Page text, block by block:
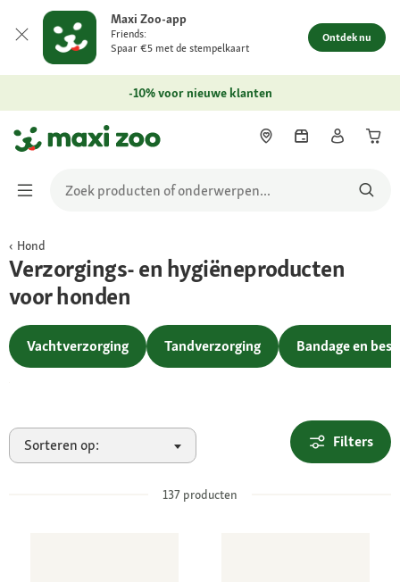
Maxi Zoo-app
Friends:
Spaar €5 met de stempelkaart
Ontdek nu
-10% voor nieuwe klanten
Hond
Verzorgings- en hygiëneproducten
voor honden
Vachtverzorging Tandverzorging Bandage en
Sorteren op: Filters
137 producten